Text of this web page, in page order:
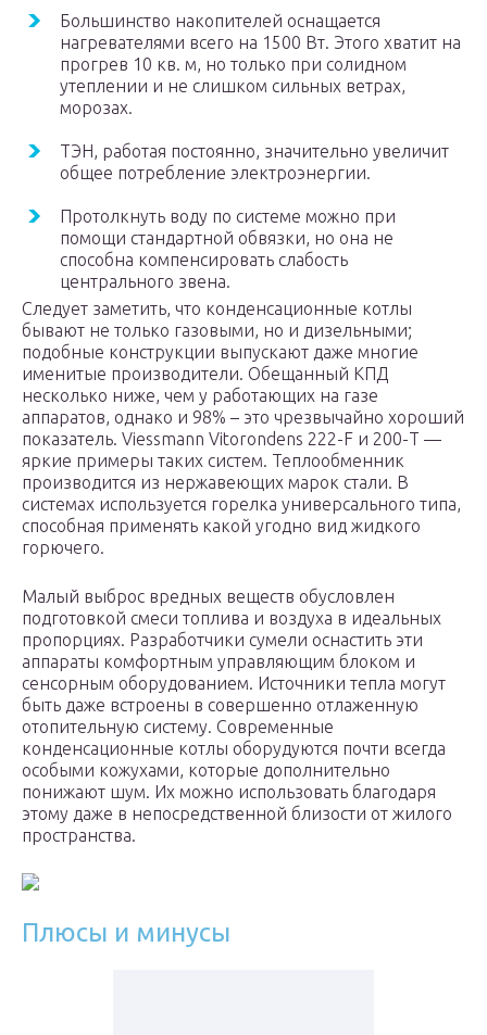
Большинство накопителей оснащается
нагревателями всего на 1500 Вт. Этого хватит на
прогрев 10 кв. м, но только при солидном
утеплении и не слишком сильных ветрах,
морозах.
ТЭН, работая постоянно, значительно увеличит
общее потребление электроэнергии.
Протолкнуть воду по системе можно при
помощи стандартной обвязки, но она не
способна компенсировать слабость
центрального звена.
Следует заметить, что конденсационные котлы
бывают не только газовыми, но и дизельными;
подобные конструкции выпускают даже многие
именитые производители. Обещанный КПД
несколько ниже, чем у работающих на газе
аппаратов, однако и 98% – это чрезвычайно хороший
показатель. Viessmann Vitorondens 222-F и 200-T —
яркие примеры таких систем. Теплообменник
производится из нержавеющих марок стали. В
системах используется горелка универсального типа,
способная применять какой угодно вид жидкого
горючего.
Малый выброс вредных веществ обусловлен
подготовкой смеси топлива и воздуха в идеальных
пропорциях. Разработчики сумели оснастить эти
аппараты комфортным управляющим блоком и
сенсорным оборудованием. Источники тепла могут
быть даже встроены в совершенно отлаженную
отопительную систему. Современные
конденсационные котлы оборудуются почти всегда
особыми кожухами, которые дополнительно
понижают шум. Их можно использовать благодаря
этому даже в непосредственной близости от жилого
пространства.
Плюсы и минусы